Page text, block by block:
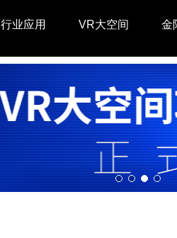
行业应用 VR大空间 金